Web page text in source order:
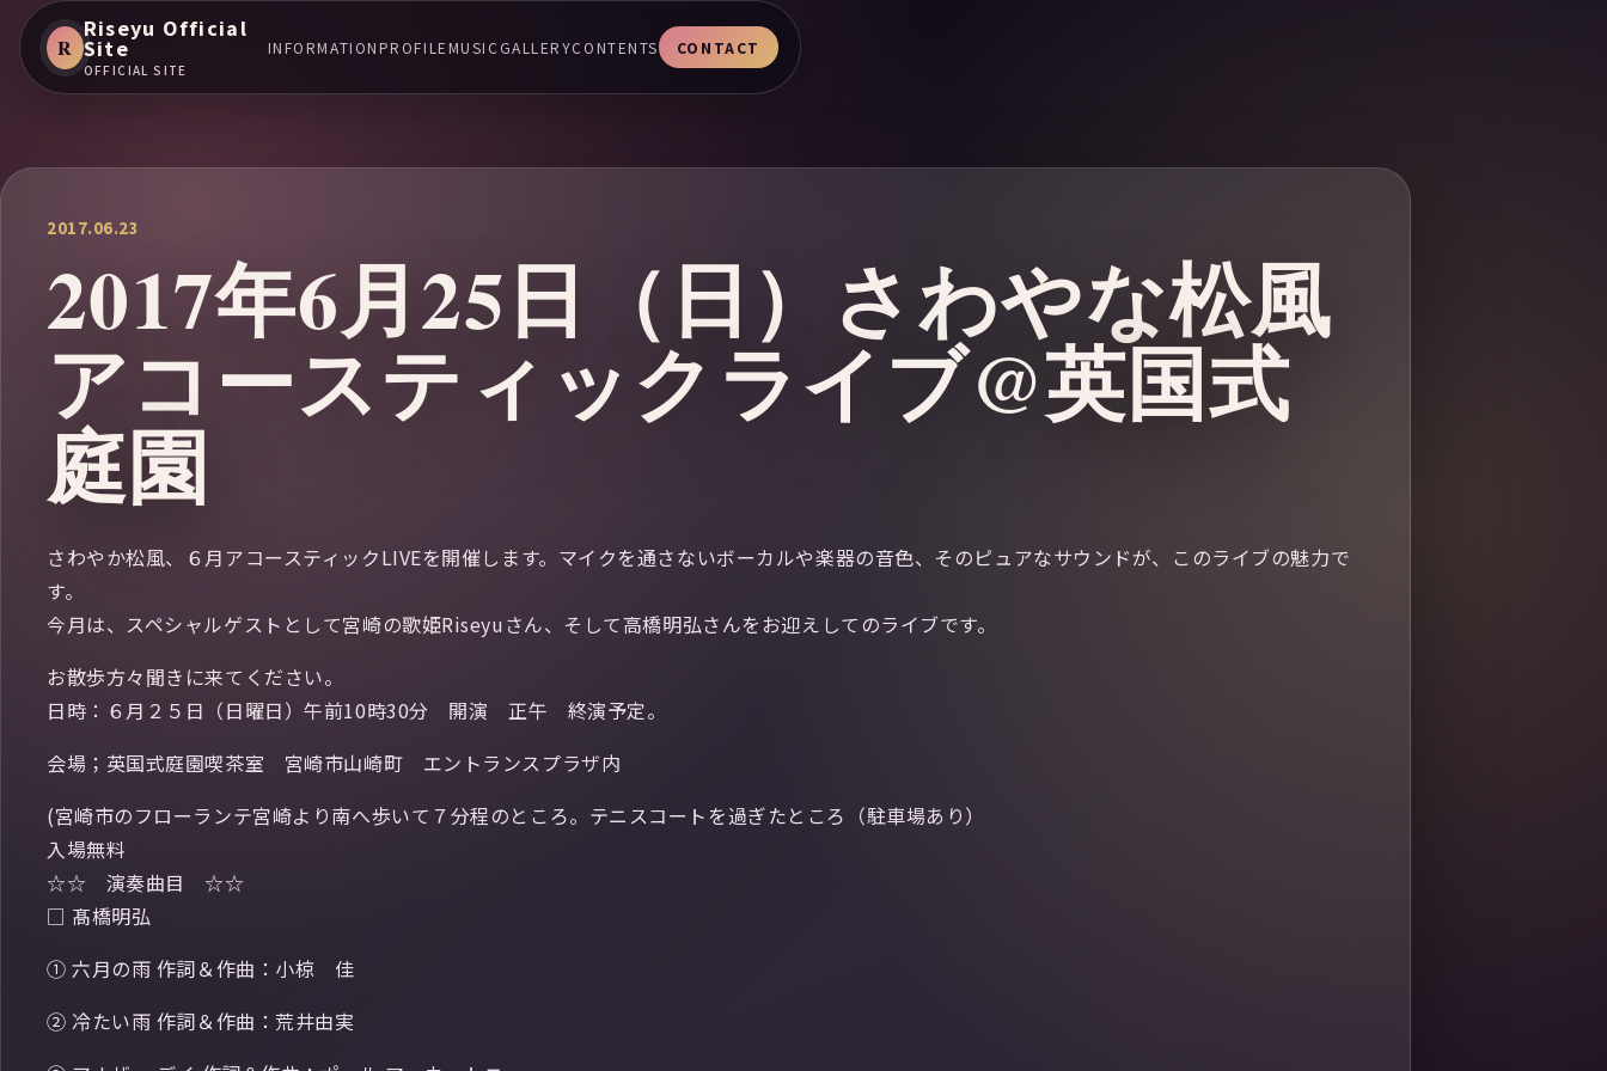
R
Riseyu Official
Site
OFFICIAL SITE
INFORMATIONPROFILEMUSIC GALLERYCONTENTS CONTACT
2017.06.23
2017年6月25日（日）さわやな松風
アコースティックライブ@英国式
庭園
さわやか松風、６月アコースティックLIVEを開催します。マイクを通さないボーカルや楽器の音色、そのピュアなサウンドが、このライブの魅力で
す。
今月は、スペシャルゲストとして宮崎の歌姫Riseyuさん、そして高橋明弘さんをお迎えしてのライブです。
お散歩方々聞きに来てください。
日時：６月２５日（日曜日）午前10時30分 開演 正午 終演予定。
会場；英国式庭園喫茶室 宮崎市山崎町 エントランスプラザ内
(宮崎市のフローランテ宮崎より南へ歩いて７分程のところ。テニスコートを過ぎたところ（駐車場あり）
入場無料
☆☆ 演奏曲目 ☆☆
□ 髙橋明弘
① 六月の雨 作詞＆作曲：小椋 佳
② 冷たい雨 作詞＆作曲：荒井由実